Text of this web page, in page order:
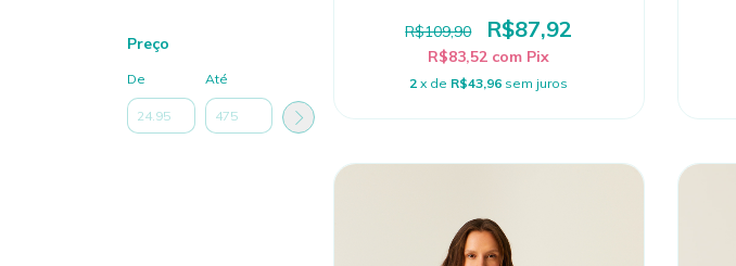
Preço
De Até
R$109,90 R$87,92
R$83,52 com Pix
2 x de R$43,96 sem juros